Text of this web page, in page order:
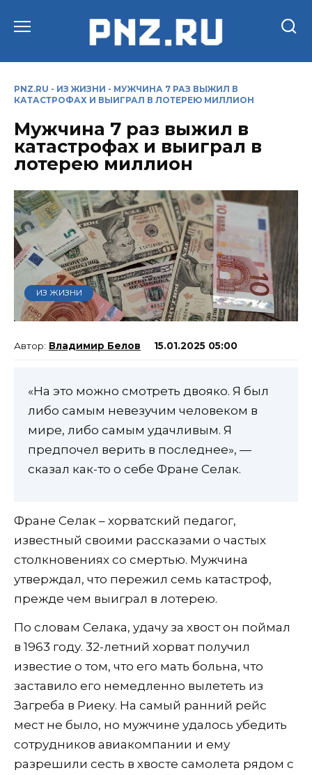
PNZ.RU - ИЗ ЖИЗНИ - МУЖЧИНА 7 РАЗ ВЫЖИЛ В
КАТАСТРОФАХ И ВЫИГРАЛ В ЛОТЕРЕЮ МИЛЛИОН
Мужчина 7 раз выжил в
катастрофах и выиграл в
лотерею миллион
ИЗ ЖИЗНИ
Владимир Белов 15.01.2025 05:00
«На это можно смотреть двояко. Я был
либо самым невезучим человеком в
мире, либо самым удачливым. Я
предпочел верить в последнее», —
сказал как-то о себе Фране Селак.
Фране Селак – хорватский педагог,
известный своими рассказами о частых
столкновениях со смертью. Мужчина
утверждал, что пережил семь катастроф,
прежде чем выиграл в лотерею.
По словам Селака, удачу за хвост он поймал
в 1963 году. 32-летний хорват получил
известие о том, что его мать больна, что
заставило его немедленно вылететь из
Загреба в Риеку. На самый ранний рейс
мест не было, но мужчине удалось убедить
сотрудников авиакомпании и ему
разрешили сесть в хвосте самолета рядом с